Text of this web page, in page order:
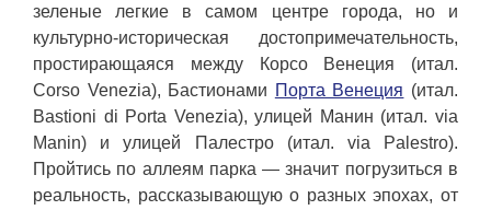
зеленые легкие в самом центре города, но и
культурно-историческая достопримечательность,
простирающаяся между Корсо Венеция (итал.
Corso Venezia), Бастионами Порта Венеция (итал.
Bastioni di Porta Venezia), улицей Манин (итал. via
Manin) и улицей Палестро (итал. via Palestro).
Пройтись по аллеям парка — значит погрузиться в
реальность, рассказывающую о разных эпохах, от